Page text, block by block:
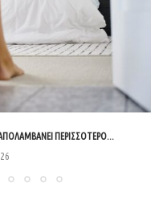
ΠΕΡΙΣΣΌΤΕΡΟ...